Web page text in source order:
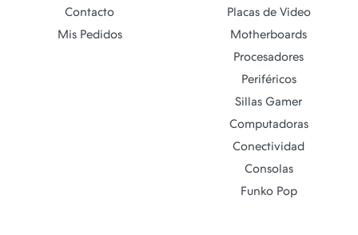
Contacto
Mis Pedidos
Placas de Video
Motherboards
Procesadores
Periféricos
Sillas Gamer
Computadoras
Conectividad
Consolas
Funko Pop